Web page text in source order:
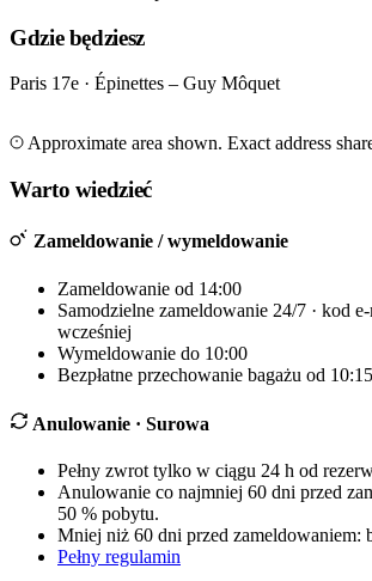
Gdzie będziesz
Paris 17e · Épinettes – Guy Môquet
+
−
Approximate area shown. Exact address
Warto wiedzieć
Zameldowanie / wymeldowanie
Zameldowanie od 14:00
Samodzielne zameldowanie 24/7 · kod
wcześniej
Wymeldowanie do 10:00
Bezpłatne przechowanie bagażu od 10:15
Anulowanie · Surowa
Pełny zwrot tylko w ciągu 24 h od
Anulowanie co najmniej 60 dni przed
50 % pobytu.
Mniej niż 60 dni przed zameldowaniem:
Pełny regulamin